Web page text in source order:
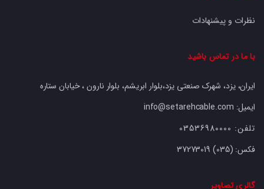
نظرات و پیشنهادات
با ما در تماس باشید
ایران، یزد، شهرک صنعتی یزد،بلوار ابریشم، بلوار نارون ، خیابان ستاره
ایمیل: info@setarehcable.com
تلفن: 03536980000
فکس: 37273019 (035)
گالری تصاویر